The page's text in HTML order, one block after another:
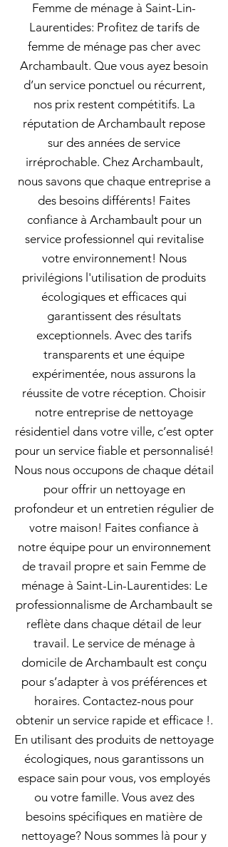
Femme de ménage à Saint-Lin-
Laurentides: Profitez de tarifs de
femme de ménage pas cher avec
Archambault. Que vous ayez besoin
d’un service ponctuel ou récurrent,
nos prix restent compétitifs. La
réputation de Archambault repose
sur des années de service
irréprochable. Chez Archambault,
nous savons que chaque entreprise a
des besoins différents! Faites
confiance à Archambault pour un
service professionnel qui revitalise
votre environnement! Nous
privilégions l'utilisation de produits
écologiques et efficaces qui
garantissent des résultats
exceptionnels. Avec des tarifs
transparents et une équipe
expérimentée, nous assurons la
réussite de votre réception. Choisir
notre entreprise de nettoyage
résidentiel dans votre ville, c’est opter
pour un service fiable et personnalisé!
Nous nous occupons de chaque détail
pour offrir un nettoyage en
profondeur et un entretien régulier de
votre maison! Faites confiance à
notre équipe pour un environnement
de travail propre et sain Femme de
ménage à Saint-Lin-Laurentides: Le
professionnalisme de Archambault se
reflète dans chaque détail de leur
travail. Le service de ménage à
domicile de Archambault est conçu
pour s’adapter à vos préférences et
horaires. Contactez-nous pour
obtenir un service rapide et efficace !.
En utilisant des produits de nettoyage
écologiques, nous garantissons un
espace sain pour vous, vos employés
ou votre famille. Vous avez des
besoins spécifiques en matière de
nettoyage? Nous sommes là pour y